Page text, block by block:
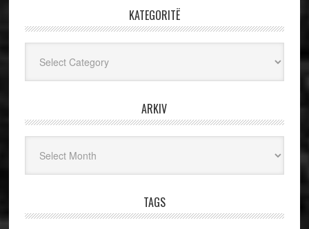
KATEGORITË
ARKIV
TAGS